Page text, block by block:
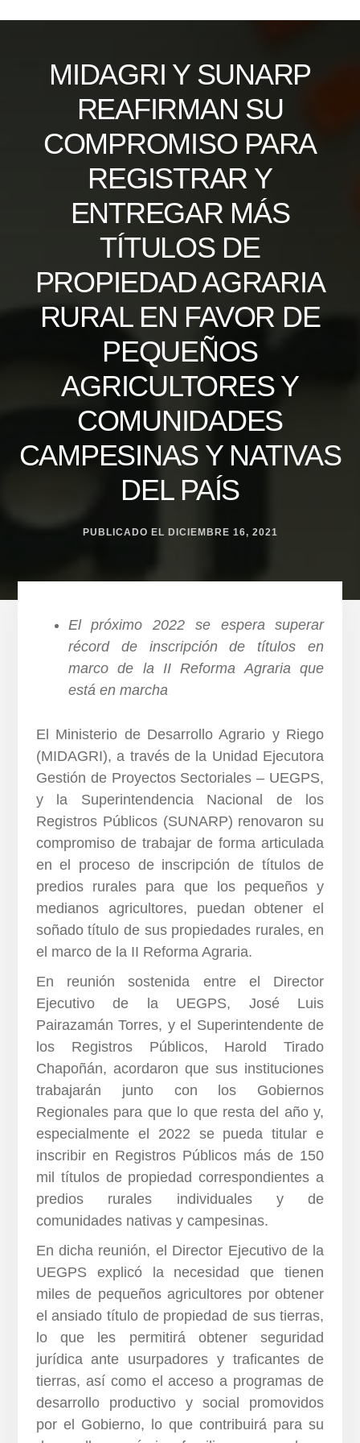
MIDAGRI Y SUNARP
REAFIRMAN SU
COMPROMISO PARA
REGISTRAR Y
ENTREGAR MÁS
TÍTULOS DE
PROPIEDAD AGRARIA
RURAL EN FAVOR DE
PEQUEÑOS
AGRICULTORES Y
COMUNIDADES
CAMPESINAS Y NATIVAS
DEL PAÍS
PUBLICADO EL DICIEMBRE 16, 2021
El próximo 2022 se espera superar
récord de inscripción de títulos en
marco de la II Reforma Agraria que
está en marcha
El Ministerio de Desarrollo Agrario y Riego
(MIDAGRI), a través de la Unidad Ejecutora
Gestión de Proyectos Sectoriales – UEGPS,
y la Superintendencia Nacional de los
Registros Públicos (SUNARP) renovaron su
compromiso de trabajar de forma articulada
en el proceso de inscripción de títulos de
predios rurales para que los pequeños y
medianos agricultores, puedan obtener el
soñado título de sus propiedades rurales, en
el marco de la II Reforma Agraria.
En reunión sostenida entre el Director
Ejecutivo de la UEGPS, José Luis
Pairazamán Torres, y el Superintendente de
los Registros Públicos, Harold Tirado
Chapoñán, acordaron que sus instituciones
trabajarán junto con los Gobiernos
Regionales para que lo que resta del año y,
especialmente el 2022 se pueda titular e
inscribir en Registros Públicos más de 150
mil títulos de propiedad correspondientes a
predios rurales individuales y de
comunidades nativas y campesinas.
En dicha reunión, el Director Ejecutivo de la
UEGPS explicó la necesidad que tienen
miles de pequeños agricultores por obtener
el ansiado título de propiedad de sus tierras,
lo que les permitirá obtener seguridad
jurídica ante usurpadores y traficantes de
tierras, así como el acceso a programas de
desarrollo productivo y social promovidos
por el Gobierno, lo que contribuirá para su